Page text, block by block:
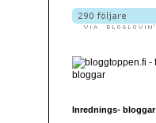
Inrednings- bloggar